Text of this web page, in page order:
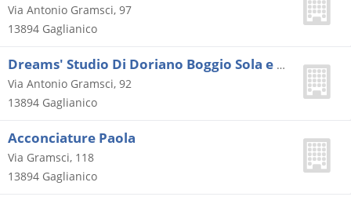
Via Antonio Gramsci, 97
13894 Gaglianico
Dreams' Studio Di Doriano Boggio Sola e Simona Gilardo (s.n.c.)
Via Antonio Gramsci, 92
13894 Gaglianico
Acconciature Paola
Via Gramsci, 118
13894 Gaglianico